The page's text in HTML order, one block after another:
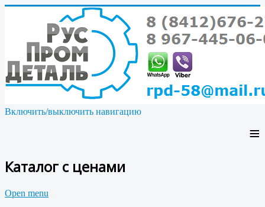
Включить/выключить навигацию
≡
Каталог с ценами
Open menu